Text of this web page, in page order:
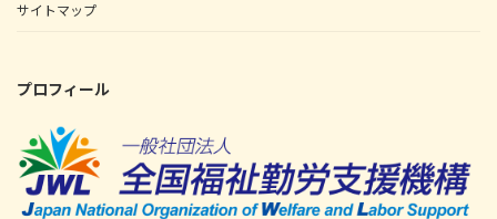
サイトマップ
プロフィール